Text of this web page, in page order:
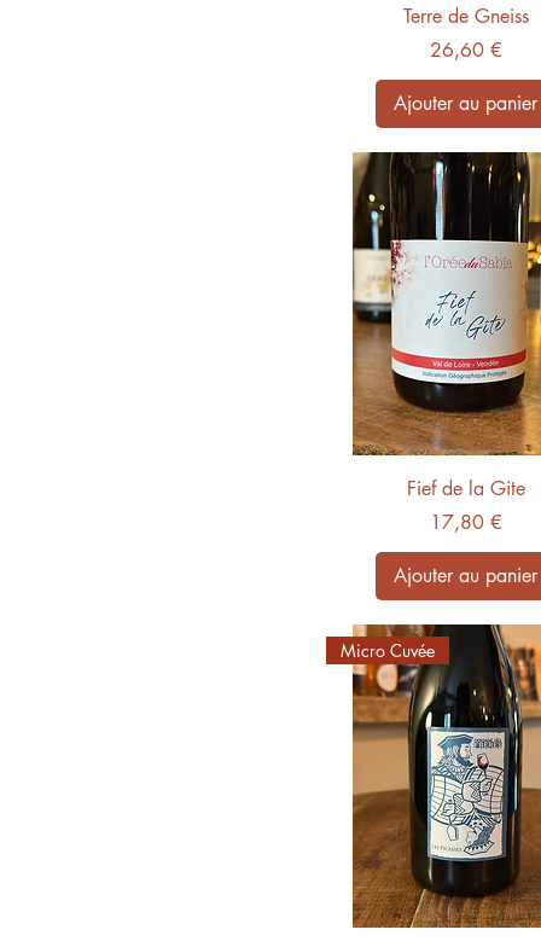
Terre de Gneiss
Prix
26,60 €
Ajouter au panier
Fief de la Gite
Prix
17,80 €
Ajouter au panier
Micro Cuvée